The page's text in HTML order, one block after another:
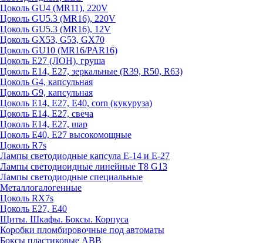
Цоколь GU4 (MR11), 220V
Цоколь GU5.3 (MR16), 220V
Цоколь GU5.3 (MR16), 12V
Цоколь GX53, G53, GX70
Цоколь GU10 (MR16/PAR16)
Цоколь Е27 (ЛОН), груша
Цоколь Е14, Е27, зеркальные (R39, R50, R63)
Цоколь G4, капсульная
Цоколь G9, капсульная
Цоколь Е14, Е27, Е40, corn (кукуруза)
Цоколь Е14, Е27, свеча
Цоколь Е14, Е27, шар
Цоколь Е40, Е27 высокомощные
Цоколь R7s
Лампы светодиодные капсула Е-14 и Е-27
Лампы светодиоидные линейные T8 G13
Лампы светодиодные специальные
Металлогалогенные
Цоколь RX7s
Цоколь Е27, E40
Щиты. Шкафы. Боксы. Корпуса
Коробки пломбировочные под автоматы
Боксы пластиковые ABB